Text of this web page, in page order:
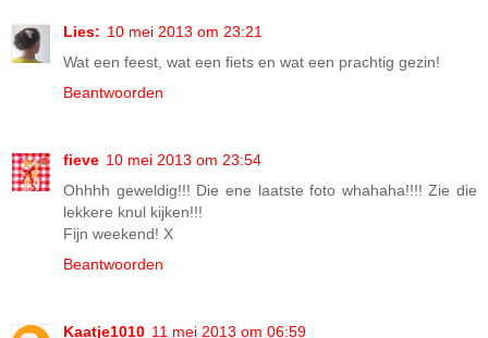
Lies: 10 mei 2013 om 23:21
Wat een feest, wat een fiets en wat een prachtig gezin!
Beantwoorden
fieve 10 mei 2013 om 23:54
Ohhhh geweldig!!! Die ene laatste foto whahaha!!!! Zie die
lekkere knul kijken!!!
Fijn weekend! X
Beantwoorden
Kaatje1010 11 mei 2013 om 06:59